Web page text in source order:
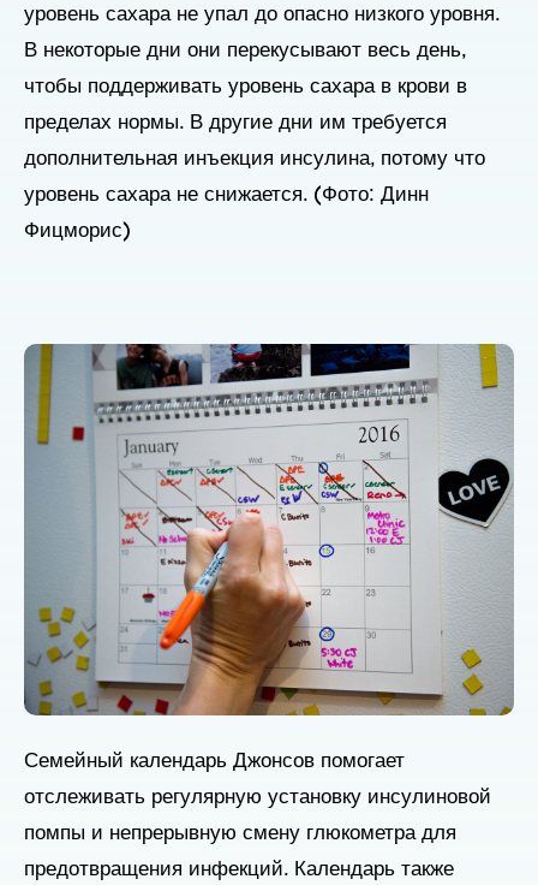
уровень сахара не упал до опасно низкого уровня.
В некоторые дни они перекусывают весь день,
чтобы поддерживать уровень сахара в крови в
пределах нормы. В другие дни им требуется
дополнительная инъекция инсулина, потому что
уровень сахара не снижается. (Фото: Динн
Фицморис)
Семейный календарь Джонсов помогает
отслеживать регулярную установку инсулиновой
помпы и непрерывную смену глюкометра для
предотвращения инфекций. Календарь также